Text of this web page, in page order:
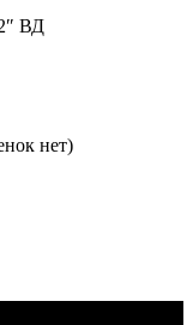
ВД
нет)